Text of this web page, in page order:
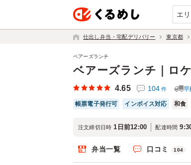
エ
仕出し弁当・宅配デリバリー 東京都
ベアーズランチ｜ロ
ベアーズランチ
4.65 104 件 早
帳票電子発行可 インボイス対応 和食
注文締切日時 1日前12:00 配達時間
弁当一覧 口コミ 104